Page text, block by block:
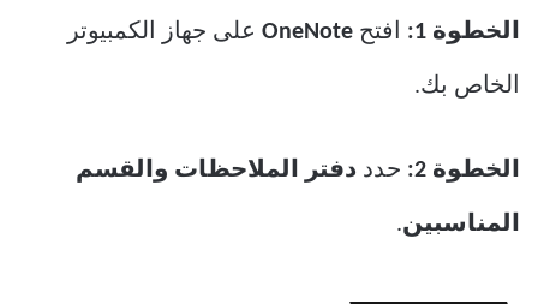
الخطوة 1: افتح OneNote على جهاز الكمبيوتر
الخاص بك.
الخطوة 2: حدد دفتر الملاحظات والقسم
المناسبين.